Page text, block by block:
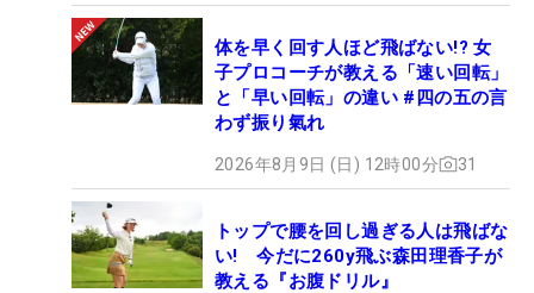
体を早く回す人ほど飛ばない!? 女
子プロコーチが教える「速い回転」
と「早い回転」の違い #四の五の言
わず振り氣れ
2026年8月9日 (日) 12時00分 31
トップで腰を回し過ぎる人は飛ばな
い! 今だに260y飛ぶ森田理香子が
教える『お腹ドリル』